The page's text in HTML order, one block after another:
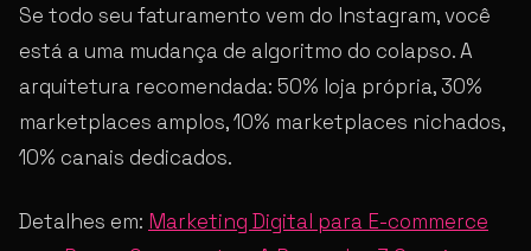
Se todo seu faturamento vem do Instagram, você
está a uma mudança de algoritmo do colapso. A
arquitetura recomendada: 50% loja própria, 30%
marketplaces amplos, 10% marketplaces nichados,
10% canais dedicados.
Detalhes em: Marketing Digital para E-commerce